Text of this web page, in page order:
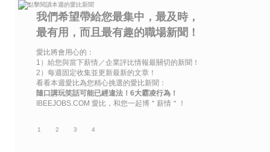
我們希望帶給您最集中，最及時，
最有用，而且最有趣的職場新聞！
愛比將會用心的：
1）給您與當下薪情／企業評比情報最關切的新聞！
2）每週固定收集並更新最新的文章！
看看本週愛比為您精心挑選的愛比新聞：
隨口講玩笑話可能已經違法！6大霸凌行為！
IBEEJOBS.COM 愛比，和您一起博＂薪情＂！
1 2 3 4